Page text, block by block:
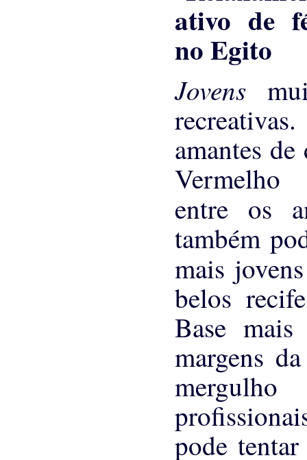
Jovens
amantes
Vermelho
entre os
também
mais
belos
Base
margens
pode